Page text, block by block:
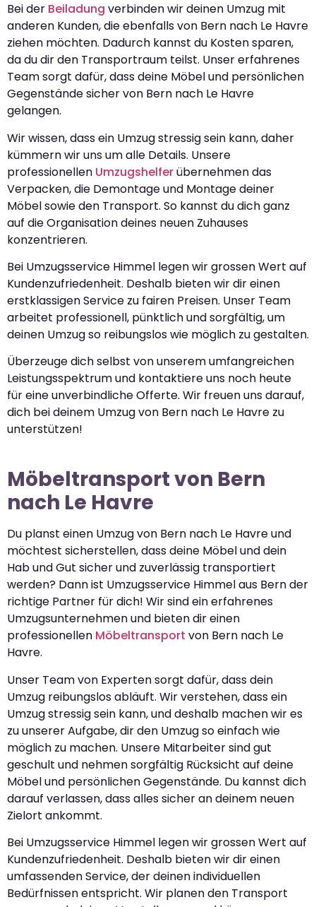
Bei der Beiladung verbinden wir deinen Umzug mit
anderen Kunden, die ebenfalls von Bern nach Le Havre
ziehen möchten. Dadurch kannst du Kosten sparen,
da du dir den Transportraum teilst. Unser erfahrenes
Team sorgt dafür, dass deine Möbel und persönlichen
Gegenstände sicher von Bern nach Le Havre
gelangen.
Wir wissen, dass ein Umzug stressig sein kann, daher
kümmern wir uns um alle Details. Unsere
professionellen Umzugshelferübernehmen das
Verpacken, die Demontage und Montage deiner
Möbel sowie den Transport. So kannst du dich ganz
auf die Organisation deines neuen Zuhauses
konzentrieren.
Bei Umzugsservice Himmel legen wir grossen Wert auf
Kundenzufriedenheit. Deshalb bieten wir dir einen
erstklassigen Service zu fairen Preisen. Unser Team
arbeitet professionell, pünktlich und sorgfältig, um
deinen Umzug so reibungslos wie möglich zu gestalten.
Überzeuge dich selbst von unserem umfangreichen
Leistungsspektrum und kontaktiere uns noch heute
für eine unverbindliche Offerte. Wir freuen uns darauf,
dich bei deinem Umzug von Bern nach Le Havre zu
unterstützen!
Möbeltransport von Bern
nach Le Havre
Du planst einen Umzug von Bern nach Le Havre und
möchtest sicherstellen, dass deine Möbel und dein
Hab und Gut sicher und zuverlässig transportiert
werden? Dann ist Umzugsservice Himmel aus Bern der
richtige Partner für dich! Wir sind ein erfahrenes
Umzugsunternehmen und bieten dir einen
professionellen Möbeltransport von Bern nach Le
Havre.
Unser Team von Experten sorgt dafür, dass dein
Umzug reibungslos abläuft. Wir verstehen, dass ein
Umzug stressig sein kann, und deshalb machen wir es
zu unserer Aufgabe, dir den Umzug so einfach wie
möglich zu machen. Unsere Mitarbeiter sind gut
geschult und nehmen sorgfältig Rücksicht auf deine
Möbel und persönlichen Gegenstände. Du kannst dich
darauf verlassen, dass alles sicher an deinem neuen
Zielort ankommt.
Bei Umzugsservice Himmel legen wir grossen Wert auf
Kundenzufriedenheit. Deshalb bieten wir dir einen
umfassenden Service, der deinen individuellen
Bedürfnissen entspricht. Wir planen den Transport